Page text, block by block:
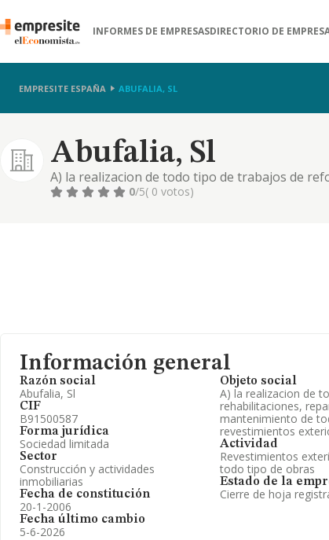
INFORMES DE EMPRESASDIRECTORIO DE
EMPRESITE ESPAÑA ABUFALIA, SL
Abufalia, Sl
A) la realizacion de todo tipo de trabajos de
conservacion y mantenimiento de toda clase
0/5( 0 votos)
Información general
Razón social
Abufalia, Sl
CIF
B91500587
Forma jurídica
Sociedad limitada
Sector
Construcción y actividades
inmobiliarias
Fecha de constitución
20-1-2006
Fecha último cambio
5-6-2026
Objeto social
A) la realizacion de
rehabilitaciones,
mantenimiento de
revestimientos
Actividad
Revestimientos
todo tipo de obras
Estado de la
Cierre de hoja